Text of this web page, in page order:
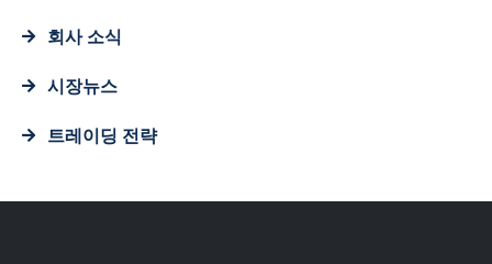
회사 소식
시장뉴스
트레이딩 전략